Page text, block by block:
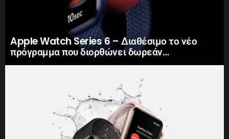
Apple Watch Series 6 – Διαθέσιμο το νέο
πρόγραμμα που διορθώνει δωρεάν…